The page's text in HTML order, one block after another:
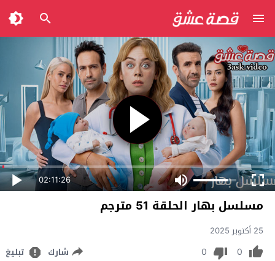
02:11:26
مسلسل بهار الحلقة 51 مترجم
25 أكتوبر 2025
0
0 شارك تبليغ